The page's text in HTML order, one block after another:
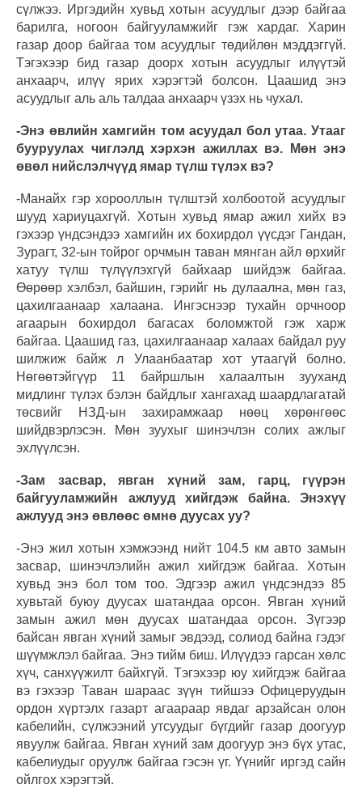
сүлжээ. Иргэдийн хувьд хотын асуудлыг дээр байгаа
барилга, ногоон байгууламжийг гэж хардаг. Харин
газар доор байгаа том асуудлыг төдийлөн мэддэггүй.
Тэгэхээр бид газар доорх хотын асуудлыг илүүтэй
анхаарч, илүү ярих хэрэгтэй болсон. Цаашид энэ
асуудлыг аль аль талдаа анхаарч үзэх нь чухал.
-Энэ өвлийн хамгийн том асуудал бол утаа. Утааг
бууруулах чиглэлд хэрхэн ажиллах вэ. Мөн энэ
өвөл нийслэлчүүд ямар түлш түлэх вэ?
-Манайх гэр хорооллын түлштэй холбоотой асуудлыг
шууд хариуцахгүй. Хотын хувьд ямар ажил хийх вэ
гэхээр үндсэндээ хамгийн их бохирдол үүсдэг Гандан,
Зурагт, 32-ын тойрог орчмын таван мянган айл өрхийг
хатуу түлш түлүүлэхгүй байхаар шийдэж байгаа.
Өөрөөр хэлбэл, байшин, гэрийг нь дулаална, мөн газ,
цахилгаанаар халаана. Ингэснээр тухайн орчноор
агаарын бохирдол багасах боломжтой гэж харж
байгаа. Цаашид газ, цахилгаанаар халаах байдал руу
шилжиж байж л Улаанбаатар хот утаагүй болно.
Нөгөөтэйгүүр 11 байршлын халаалтын зууханд
мидлинг түлэх бэлэн байдлыг хангахад шаардлагатай
төсвийг НЗД-ын захирамжаар нөөц хөрөнгөөс
шийдвэрлэсэн. Мөн зуухыг шинэчлэн солих ажлыг
эхлүүлсэн.
-Зам засвар, явган хүний зам, гарц, гүүрэн
байгууламжийн ажлууд хийгдэж байна. Энэхүү
ажлууд энэ өвлөөс өмнө дуусах уу?
-Энэ жил хотын хэмжээнд нийт 104.5 км авто замын
засвар, шинэчлэлийн ажил хийгдэж байгаа. Хотын
хувьд энэ бол том тоо. Эдгээр ажил үндсэндээ 85
хувьтай буюу дуусах шатандаа орсон. Явган хүний
замын ажил мөн дуусах шатандаа орсон. Зүгээр
байсан явган хүний замыг эвдээд, солиод байна гэдэг
шүүмжлэл байгаа. Энэ тийм биш. Илүүдээ гарсан хөлс
хүч, санхүүжилт байхгүй. Тэгэхээр юу хийгдэж байгаа
вэ гэхээр Таван шараас зүүн тийшээ Офицеруудын
ордон хүртэлх газарт агаараар явдаг арзайсан олон
кабелийн, сүлжээний утсуудыг бүгдийг газар доогуур
явуулж байгаа. Явган хүний зам доогуур энэ бүх утас,
кабелиудыг оруулж байгаа гэсэн үг. Үүнийг иргэд сайн
ойлгох хэрэгтэй.